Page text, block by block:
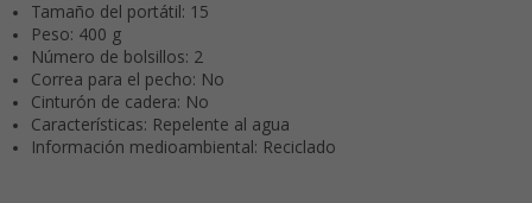
Tamaño del portátil: 15
Peso: 400 g
Número de bolsillos: 2
Correa para el pecho: No
Cinturón de cadera: No
Características: Repelente al agua
Información medioambiental: Reciclado